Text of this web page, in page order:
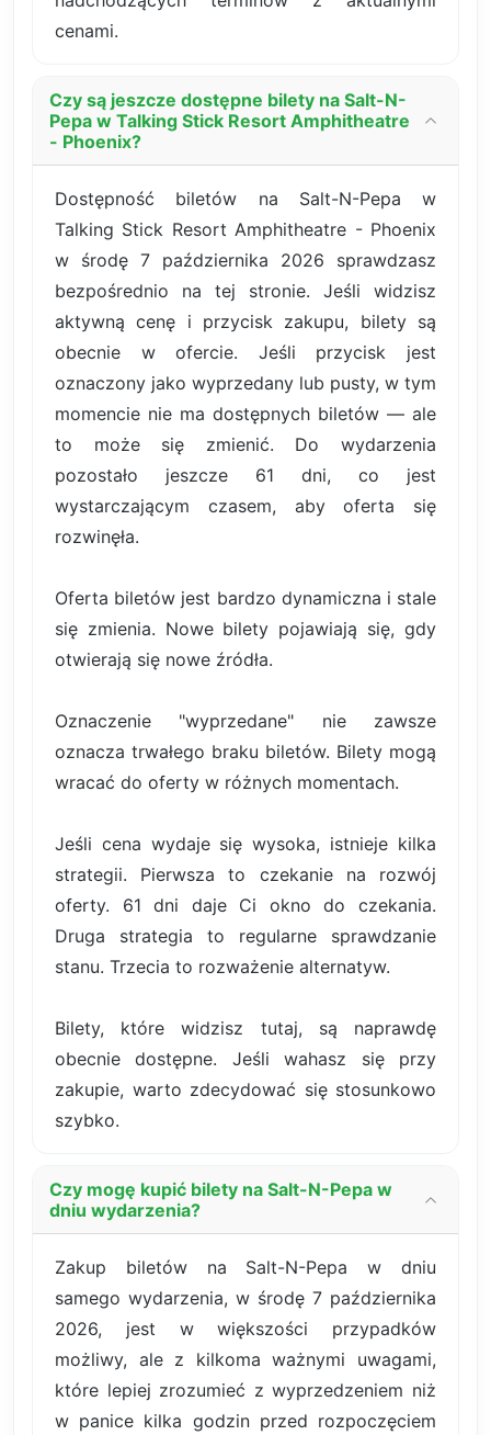
cenami.
Czy są jeszcze dostępne bilety na Salt-N-
Pepa w Talking Stick Resort Amphitheatre
- Phoenix?
Dostępność biletów na Salt-N-Pepa w
Talking Stick Resort Amphitheatre - Phoenix
w środę 7 października 2026 sprawdzasz
bezpośrednio na tej stronie. Jeśli widzisz
aktywną cenę i przycisk zakupu, bilety są
obecnie w ofercie. Jeśli przycisk jest
oznaczony jako wyprzedany lub pusty, w tym
momencie nie ma dostępnych biletów — ale
to może się zmienić. Do wydarzenia
pozostało jeszcze 61 dni, co jest
wystarczającym czasem, aby oferta się
rozwinęła.
Oferta biletów jest bardzo dynamiczna i stale
się zmienia. Nowe bilety pojawiają się, gdy
otwierają się nowe źródła.
Oznaczenie "wyprzedane" nie zawsze
oznacza trwałego braku biletów. Bilety mogą
wracać do oferty w różnych momentach.
Jeśli cena wydaje się wysoka, istnieje kilka
strategii. Pierwsza to czekanie na rozwój
oferty. 61 dni daje Ci okno do czekania.
Druga strategia to regularne sprawdzanie
stanu. Trzecia to rozważenie alternatyw.
Bilety, które widzisz tutaj, są naprawdę
obecnie dostępne. Jeśli wahasz się przy
zakupie, warto zdecydować się stosunkowo
szybko.
Czy mogę kupić bilety na Salt-N-Pepa w
dniu wydarzenia?
Zakup biletów na Salt-N-Pepa w dniu
samego wydarzenia, w środę 7 października
2026, jest w większości przypadków
możliwy, ale z kilkoma ważnymi uwagami,
które lepiej zrozumieć z wyprzedzeniem niż
w panice kilka godzin przed rozpoczęciem